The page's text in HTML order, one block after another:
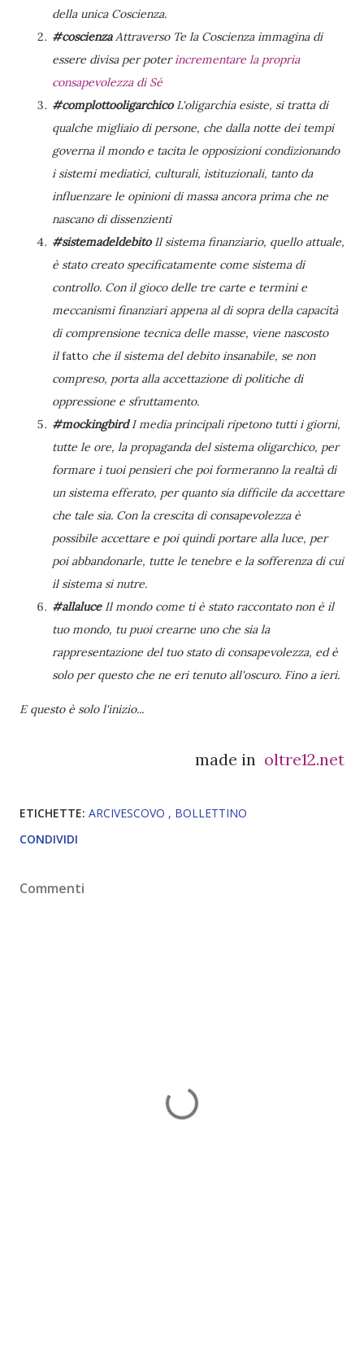
della unica Coscienza.
#coscienzaAttraverso Te la Coscienza immagina di
essere divisa per poterincrementare la propria
consapevolezza di Sé
#complottooligarchicoL'oligarchia esiste, si tratta di
qualche migliaio di persone, che dalla notte dei tempi
governa il mondo e tacita le opposizioni condizionando
i sistemi mediatici, culturali, istituzionali, tanto da
influenzare le opinioni di massa ancora prima che ne
nascano di dissenzienti
#sistemadeldebitoIl sistema finanziario, quello attuale,
è stato creato specificatamente come sistema di
controllo. Con il gioco delle tre carte e termini e
meccanismi finanziari appena al di sopra della capacità
di comprensione tecnica delle masse, viene nascosto
ilfatto che il sistema del debito insanabile, se non
compreso, porta alla accettazione di politiche di
oppressione e sfruttamento.
#mockingbirdI media principali ripetono tutti i giorni,
tutte le ore, la propaganda del sistema oligarchico, per
formare i tuoi pensieri che poi formeranno la realtà di
un sistema efferato, per quanto sia difficile da accettare
che tale sia. Con la crescita di consapevolezza è
possibile accettare e poi quindi portare alla luce, per
poi abbandonarle, tutte le tenebre e la sofferenza di cui
il sistema si nutre.
#allaluce Il mondo come ti è stato raccontato non è il
tuo mondo, tu puoi crearne uno che sia la
rappresentazione del tuo stato di consapevolezza, ed è
solo per questo che ne eri tenuto all'oscuro. Fino a ieri.
E questo è solo l'inizio...
made in oltre12.net
ETICHETTE: ARCIVESCOVO
BOLLETTINO
CONDIVIDI
Commenti